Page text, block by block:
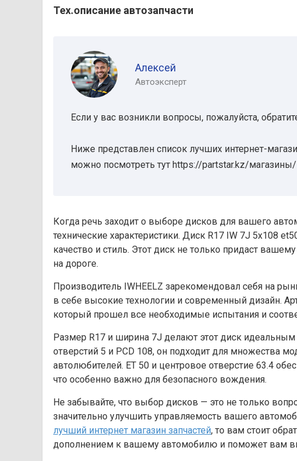
Тех.описание автозапчасти
Алексей
Автоэксперт
Если у вас возникли вопросы, пожалуйста,
Ниже представлен список лучших интернет-
можно посмотреть тут https://partstar.kz/магазины/
Когда речь заходит о выборе дисков для вашего
технические характеристики. Диск R17 IW 7J 5х108
качество и стиль. Этот диск не только придаст
на дороге.
Производитель IWHEELZ зарекомендовал себя на
в себе высокие технологии и современный дизайн.
который прошел все необходимые испытания и
Размер R17 и ширина 7J делают этот диск
отверстий 5 и PCD 108, он подходит для множества
автолюбителей. ET 50 и центровое отверстие 63.4
что особенно важно для безопасного вождения.
Не забывайте, что выбор дисков — это не только
значительно улучшить управляемость вашего
лучший интернет магазин запчастей, то вам стоит
дополнением к вашему автомобилю и поможет вам